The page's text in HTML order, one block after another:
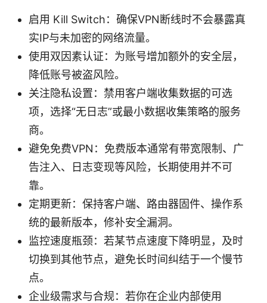
启用 Kill Switch：确保VPN断线时不会暴露真
实IP与未加密的网络流量。
使用双因素认证：为账号增加额外的安全层，
降低账号被盗风险。
关注隐私设置：禁用客户端收集数据的可选
项，选择“无日志”或最小数据收集策略的服务
商。
避免免费VPN：免费版本通常有带宽限制、广
告注入、日志变现等风险，长期使用并不可
靠。
定期更新：保持客户端、路由器固件、操作系
统的最新版本，修补安全漏洞。
监控速度瓶颈：若某节点速度下降明显，及时
切换到其他节点，避免长时间纠结于一个慢节
点。
企业级需求与合规：若你在企业内部使用